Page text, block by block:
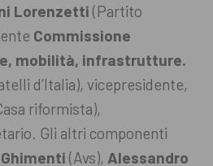
Lorenzetti (Partito
Commissione
mobilità, infrastrutture.
d’Italia), vicepresidente,
riformista),
Gli altri componenti
(Avs), Alessandro